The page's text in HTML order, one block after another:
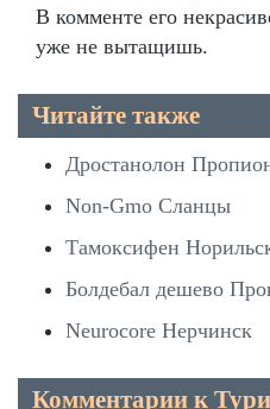
В комменте его
уже не вытащишь.
Читайте также
Дростанолон
Non-Gmo Сланцы
Тамоксифен
Болдебал дешево
Neurocore Нерчинск
Комментарии к